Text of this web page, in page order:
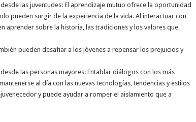
las juventudes: El aprendizaje mutuo ofrece la oportunidad
pueden surgir de la experiencia de la vida. Al interactuar con
aprender sobre la historia, las tradiciones y los valores que
pueden desafiar a los jóvenes a repensar los prejuicios y
las personas mayores: Entablar diálogos con los más
al día con las nuevas tecnologías, tendencias y estilos
y puede ayudar a romper el aislamiento que a